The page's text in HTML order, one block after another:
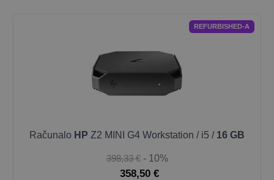
REFURBISHED-A
Računalo HP Z2 MINI G4 Workstation / i5 / 16 GB
398,33 € - 10%
358,50 €